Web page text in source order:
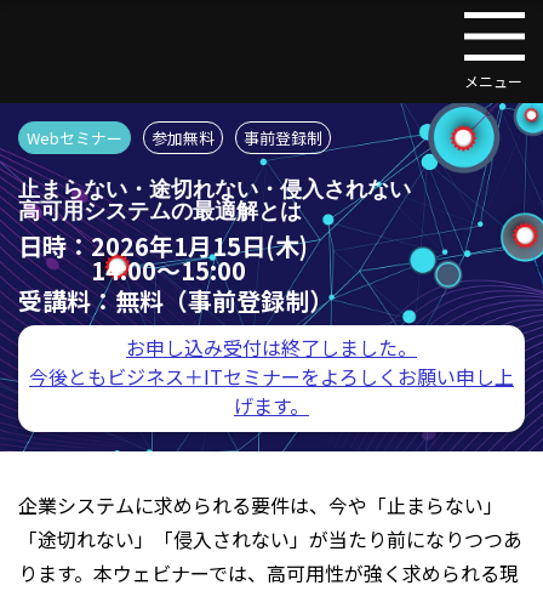
Webセミナー 参加無料 事前登録制
止まらない・途切れない・侵入されない
高可用システムの最適解とは
日時：2026年1月15日(木)
14:00～15:00
受講料：無料（事前登録制）
お申し込み受付は終了しました。
今後ともビジネス＋ITセミナーをよろしくお願い申し上
げます。
企業システムに求められる要件は、今や「止まらない」
「途切れない」「侵入されない」が当たり前になりつつあ
ります。本ウェビナーでは、高可用性が強く求められる現